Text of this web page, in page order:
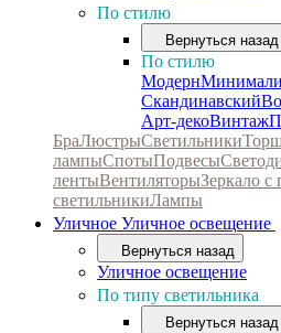
По стилю
Вернуться назад
По стилю
Модерн
Скандинавский
Арт-декоВинтаж
БраЛюстрыСветильники
лампыСпотыПодвесы
лентыВентиляторыЗеркало с
светильникиЛампы
Уличное Уличное освещение
Вернуться назад
Уличное освещение
По типу светильника
Вернуться назад